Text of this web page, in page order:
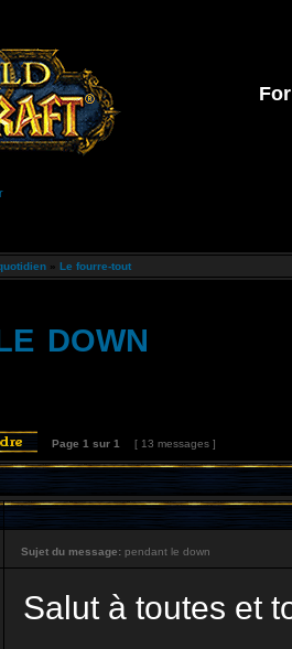
» Le fourre-tout
down
Page 1 sur 1 [ 13 messages ]
Sujet du message: pendant le down
Salut à toutes et